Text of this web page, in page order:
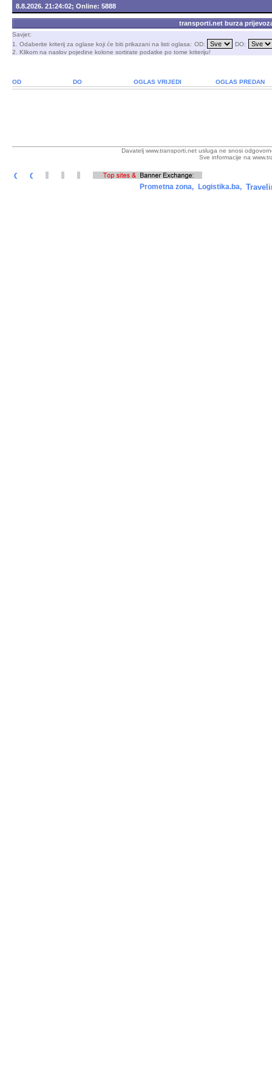
8.8.2026. 21:24:02; Online: 5888
transporti.net burza
Savjet:
1. Odaberite kriterij za oglase koji će biti prikazani na listi oglasa: OD:
DO:
2. Klikom na naslov pojedine kolone sortirate podatke po tome kriteriju!
OD DO OGLAS VRIJEDI OGLAS PREDAN
Davatelj www.transporti.net usluga ne snosi
Sve informacije na
Prometna zona, Logistika.ba,